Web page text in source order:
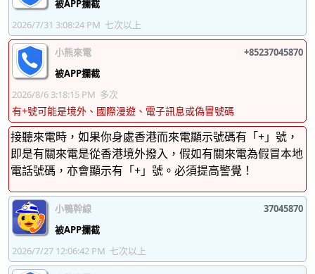
37045892
37045893
37045896
37045897
37045900
37045901
37045903
37045904
37045908
37045909 37045910
37045911
37045912
37045913 37045914
37045915
37045916
37045917 37045918
37045919
37045920
37045921 37045922
37045923
37045924
37045925
37045928
37045929
被APP攔截
2026/7/31 3:08:24 PM 七次以上
小熊來電
+85237045870
被APP攔截
2026/8/6 3:18:15 PM 多次
有+號可能是境外、國際漫遊、電子訊息或偽冒號碼
接聽來電時，如果你身處香港而來電顯示號碼有「+」號，
即是有關來電是從香港境外撥入，假如有關來電為假冒本地
電話號碼，亦會顯示有「+」號。必須提高警覺！
小鴨幹線
37045870
被APP攔截
2026/7/27 12:06:42 PM 七次以上